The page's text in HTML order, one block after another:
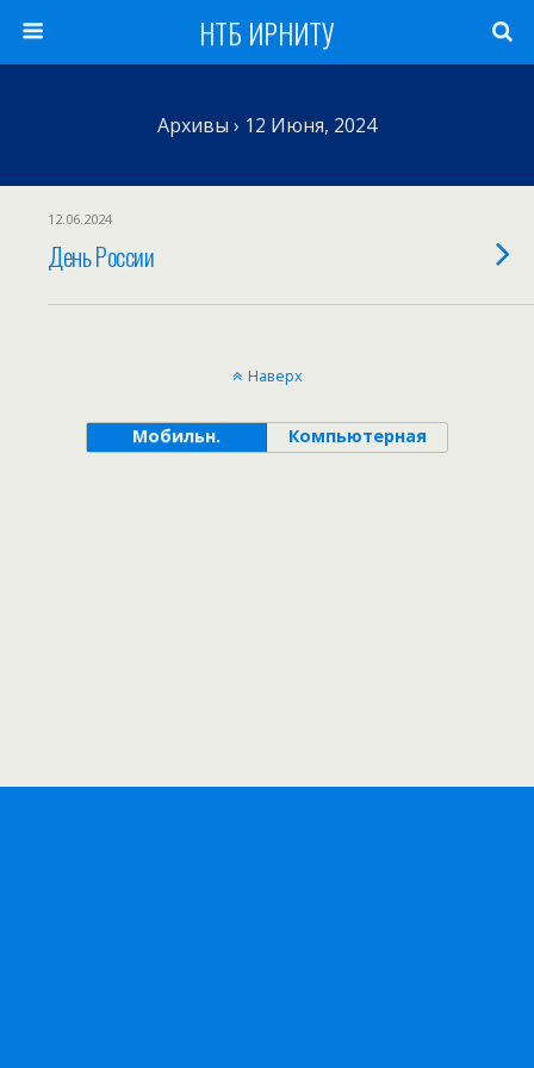
НТБ ИРНИТУ
Архивы › 12 Июня, 2024
12.06.2024
День России
Наверх
Мобильн. Компьютерная